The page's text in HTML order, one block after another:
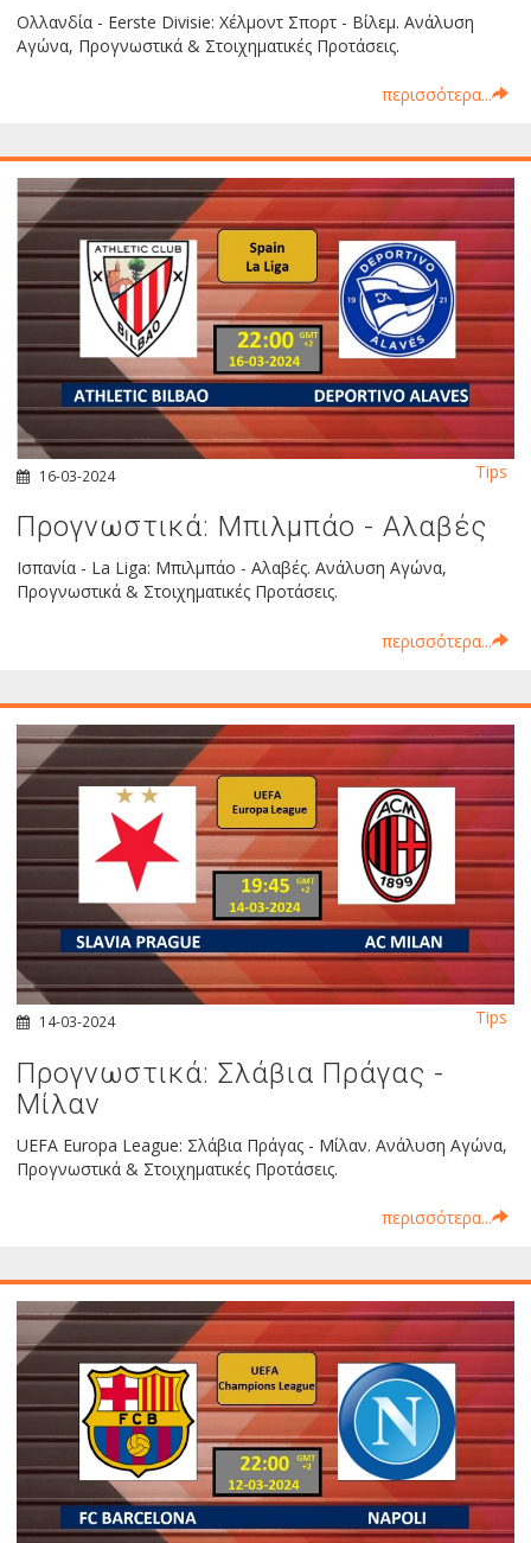
Ολλανδία - Eerste Divisie: Χέλμοντ Σπορτ - Βίλεμ. Ανάλυση
Αγώνα, Προγνωστικά & Στοιχηματικές Προτάσεις.
περισσότερα...
16-03-2024
Προγνωστικά: Μπιλμπάο - Αλαβές
Ισπανία - La Liga: Μπιλμπάο - Αλαβές. Ανάλυση Αγώνα,
Προγνωστικά & Στοιχηματικές Προτάσεις.
περισσότερα...
Tips
14-03-2024
Προγνωστικά: Σλάβια Πράγας -
Μίλαν
UEFA Europa League: Σλάβια Πράγας - Μίλαν. Ανάλυση Αγώνα,
Προγνωστικά & Στοιχηματικές Προτάσεις.
περισσότερα...
Tips